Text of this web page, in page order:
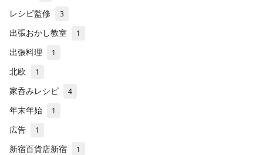
レシピ監修 3
出張おかし教室 1
出張料理 1
北欧 1
家呑みレシピ 4
年末年始 1
広告 1
新宿百貨店新宿 1